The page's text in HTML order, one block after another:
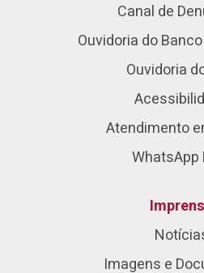
Canal de
Ouvidoria do
Ouvidoria
Atendimento
WhatsApp
Imagens e